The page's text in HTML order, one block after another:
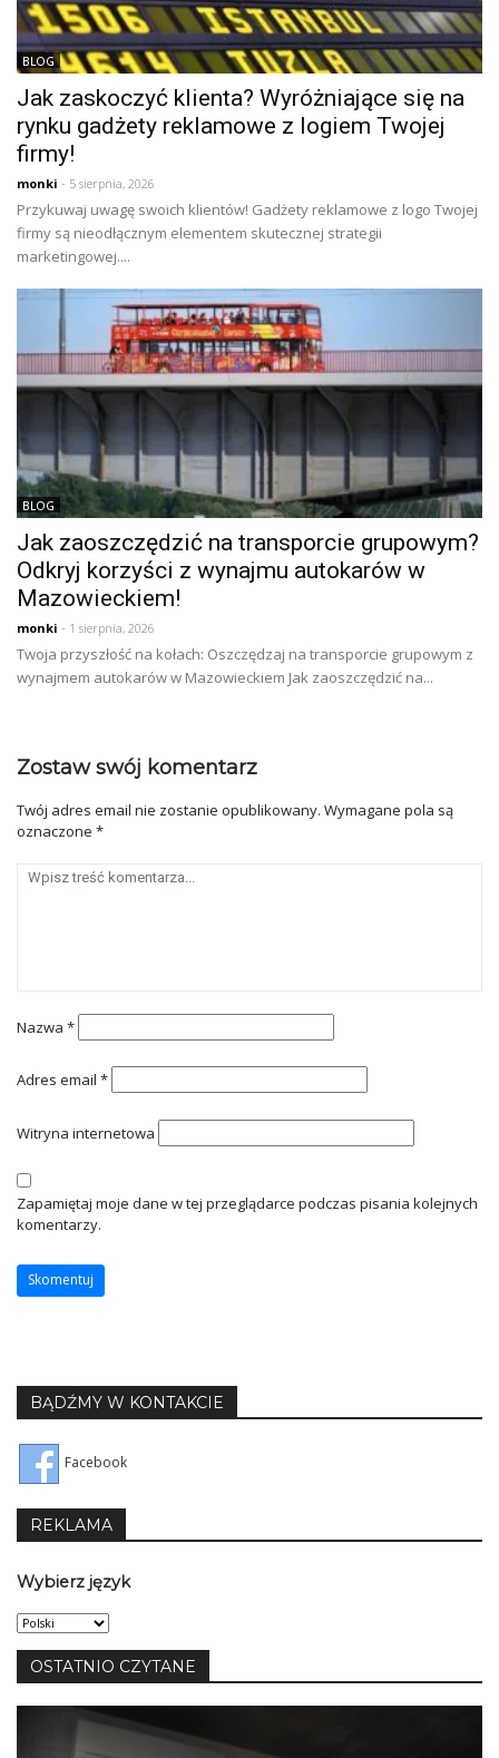
BLOG
Jak zaskoczyć klienta? Wyróżniające się na
rynku gadżety reklamowe z logiem Twojej
firmy!
monki - 5 sierpnia, 2026
Przykuwaj uwagę swoich klientów! Gadżety reklamowe z logo Twojej
firmy są nieodłącznym elementem skutecznej strategii
marketingowej....
BLOG
Jak zaoszczędzić na transporcie grupowym?
Odkryj korzyści z wynajmu autokarów w
Mazowieckiem!
monki - 1 sierpnia, 2026
Twoja przyszłość na kołach: Oszczędzaj na transporcie grupowym z
wynajmem autokarów w Mazowieckiem Jak zaoszczędzić na...
Zostaw swój komentarz
Twój adres email nie zostanie opublikowany. Wymagane pola są
oznaczone *
Nazwa *
Adres email *
Witryna internetowa
Zapamiętaj moje dane w tej przeglądarce podczas pisania kolejnych
komentarzy.
BĄDŹMY W KONTAKCIE
Facebook
REKLAMA
Wybierz język
Wybierz
język
OSTATNIO CZYTANE